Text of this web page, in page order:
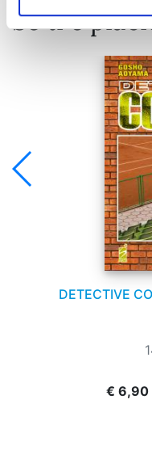
Se ti è
DETECTIVE
€ 6,90